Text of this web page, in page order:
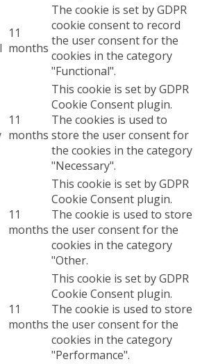
11
months
The cookie is set by GDPR
cookie consent to record
the user consent for the
cookies in the category
"Functional".
11
months
This cookie is set by GDPR
Cookie Consent plugin.
The cookies is used to
store the user consent for
the cookies in the category
"Necessary".
11
months
This cookie is set by GDPR
Cookie Consent plugin.
The cookie is used to store
the user consent for the
cookies in the category
"Other.
11
months
This cookie is set by GDPR
Cookie Consent plugin.
The cookie is used to store
the user consent for the
cookies in the category
"Performance".